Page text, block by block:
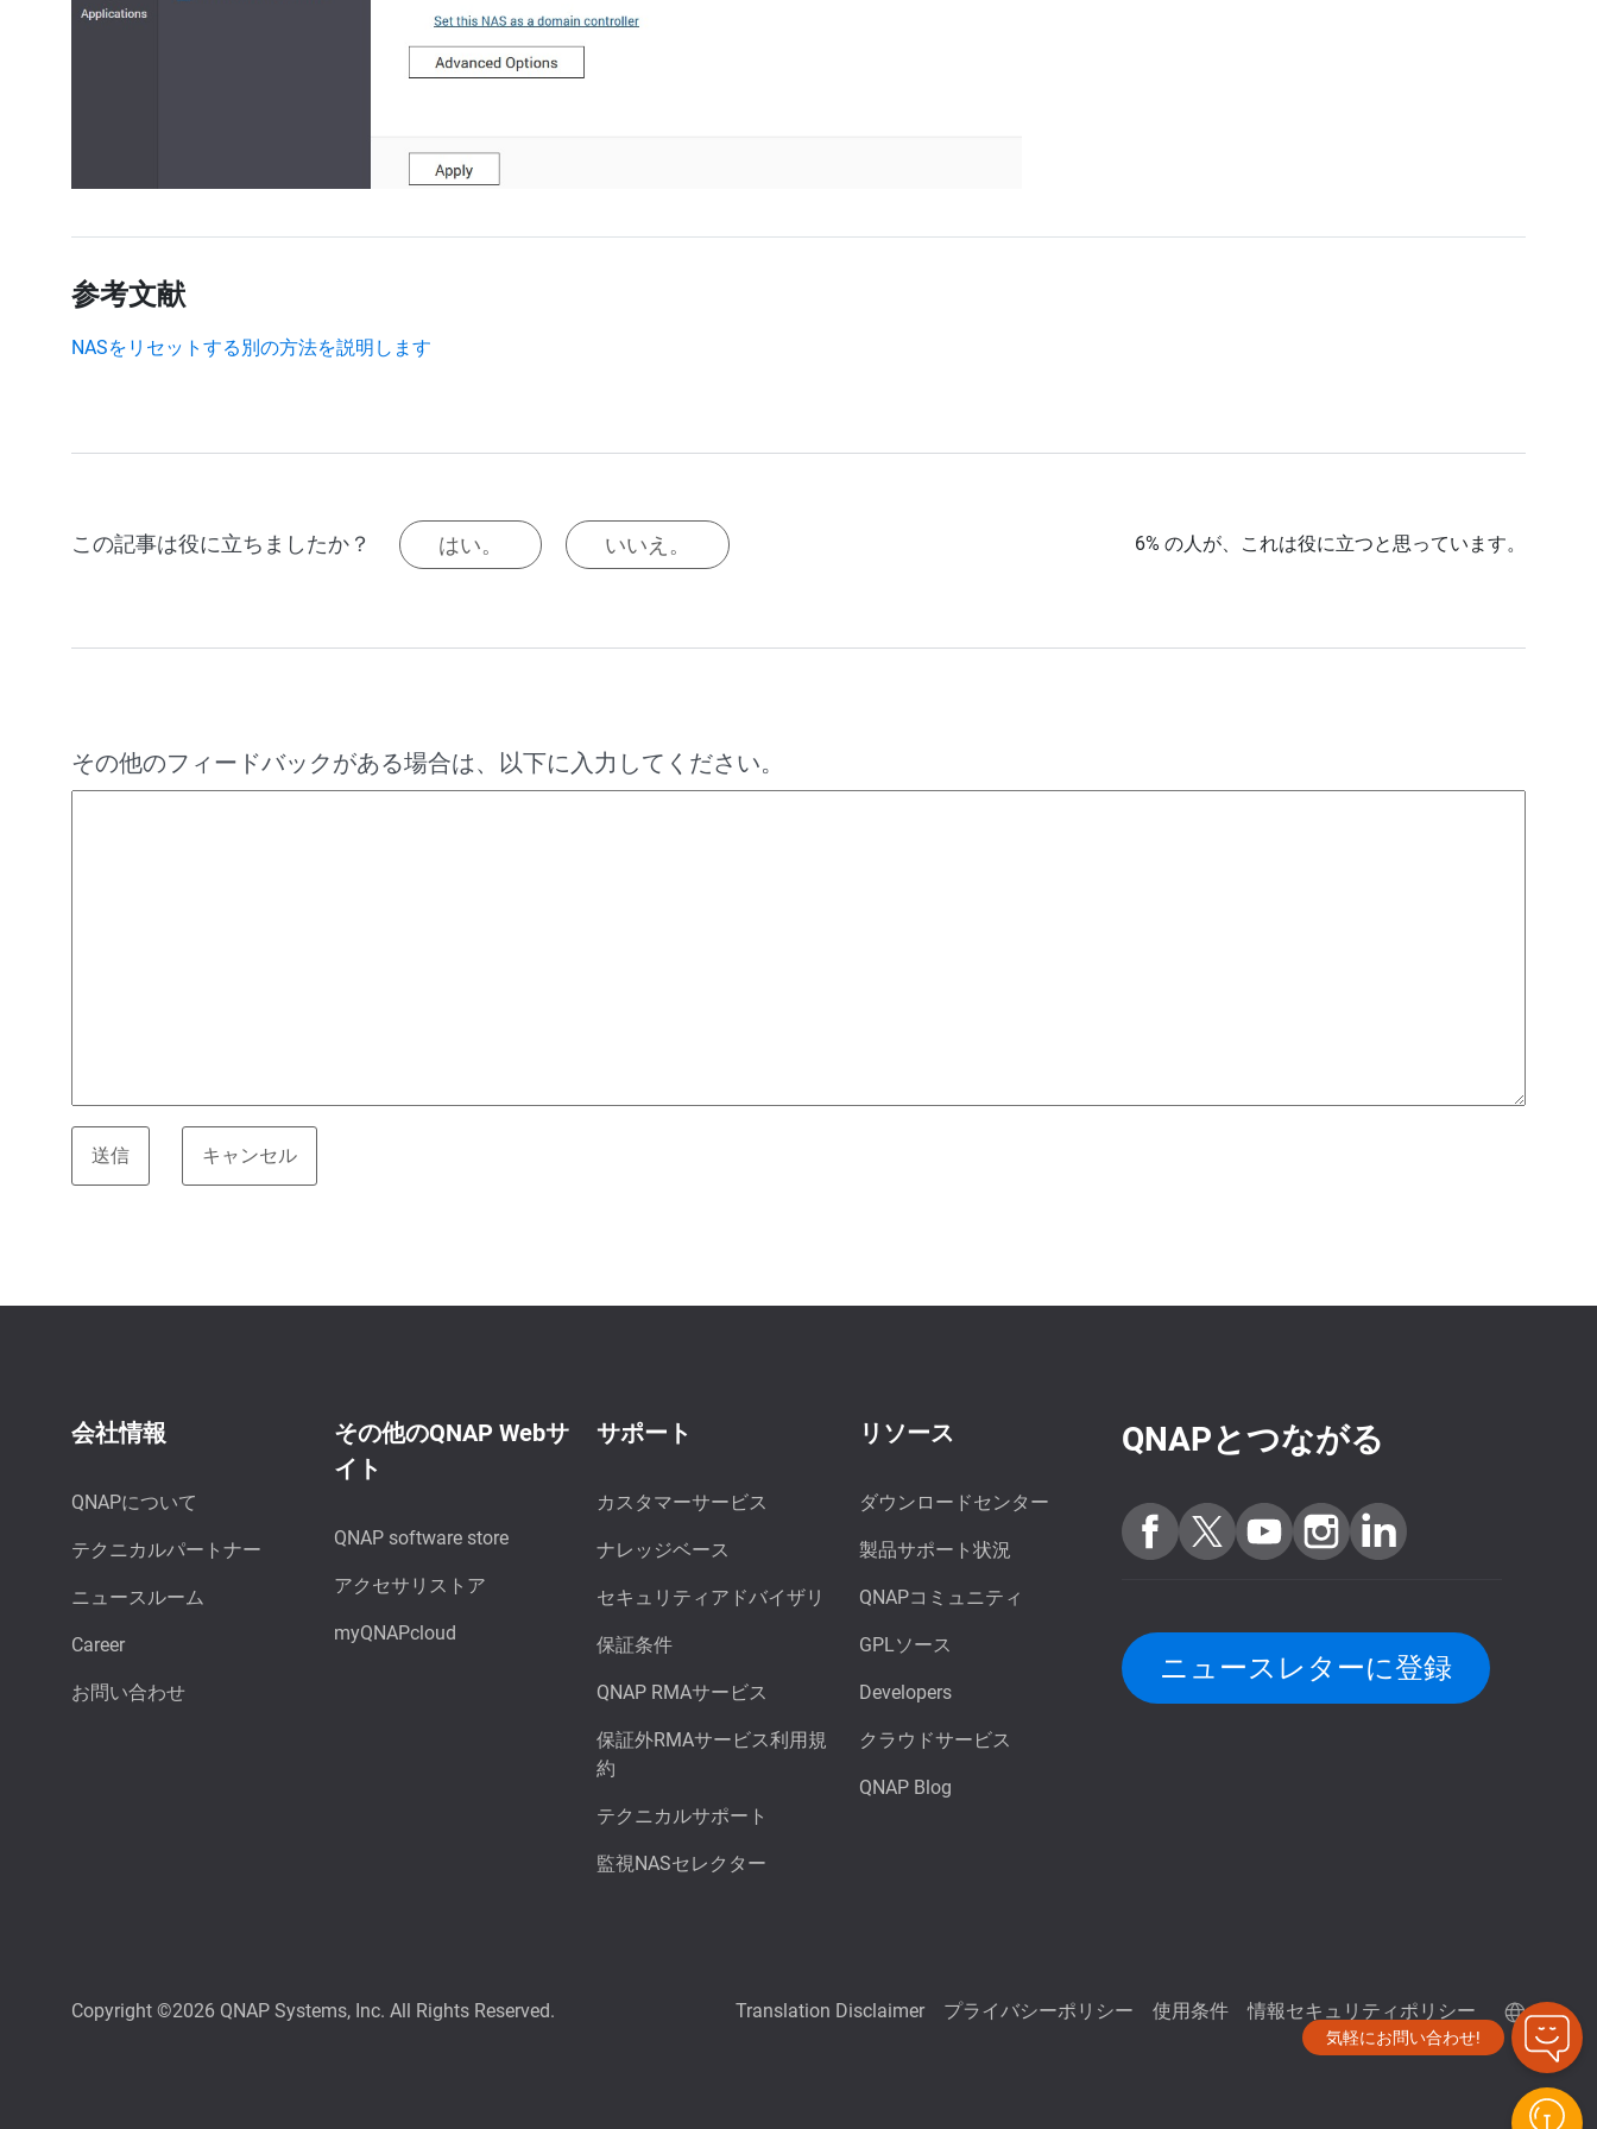
参考文献
NASをリセットする別の方法を説明します
この記事は役に立ちましたか？ はい。 いいえ。 6% の人が、これは役に立つと思っています。
その他のフィードバックがある場合は、以下に入力してください。
会社情報
QNAPについて
テクニカルパートナー
ニュースルーム
Career
お問い合わせ
その他のQNAP Webサ
イト
QNAP software store
アクセサリストア
myQNAPcloud
サポート
カスタマーサービス
ナレッジベース
セキュリティアドバイザリ
保証条件
QNAP RMAサービス
保証外RMAサービス利用規
約
テクニカルサポート
監視NASセレクター
リソース
ダウンロードセンター
製品サポート状況
QNAPコミュニティ
GPLソース
Developers
クラウドサービス
QNAP Blog
QNAPとつながる
ニュースレターに登録
Copyright ©2026 QNAP Systems, Inc. All Rights Reserved. Translation Disclaimer プライバシーポリシー 使用条件 情報セキュリティポリシー
気軽にお問い合わせ!
QuTScloud デモサイト
QNAP RAID 計算機